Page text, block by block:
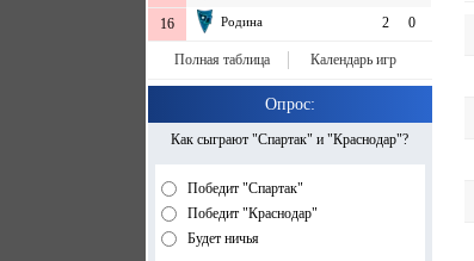
16 Родина 2 0
Полная таблица Календарь игр
Опрос:
Как сыграют "Спартак" и "Краснодар"?
Победит "Спартак"
Победит "Краснодар"
Будет ничья